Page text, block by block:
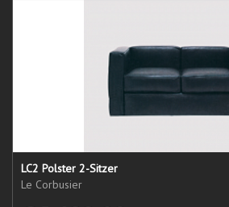
LC2 Polster 2-Sitzer
Le Corbusier